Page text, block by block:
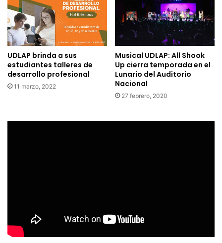
UDLAP brinda a sus
estudiantes talleres de
desarrollo profesional
11 marzo, 2022
Musical UDLAP: All Shook
Up cierra temporada en el
Lunario del Auditorio
Nacional
27 febrero, 2020